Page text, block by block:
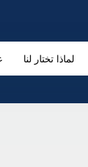
لماذا تختار لنا